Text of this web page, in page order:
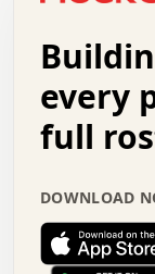
.   .   .   .
.   .   .   .
.   :   .   .
.   .   x
.   .   .   .
.   .   .   .
.   .   .   .
.   .   .   .
.   .   .   .
every
full
DOWNLOAD